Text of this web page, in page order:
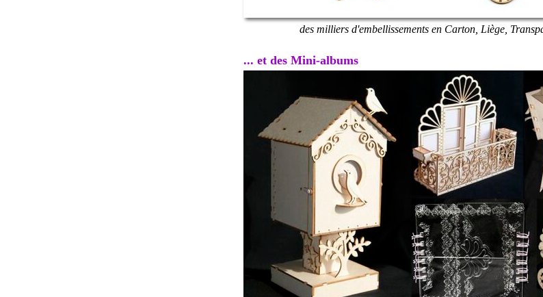
des milliers d'embellissements en Carton, Liège,
... et des Mini-albums